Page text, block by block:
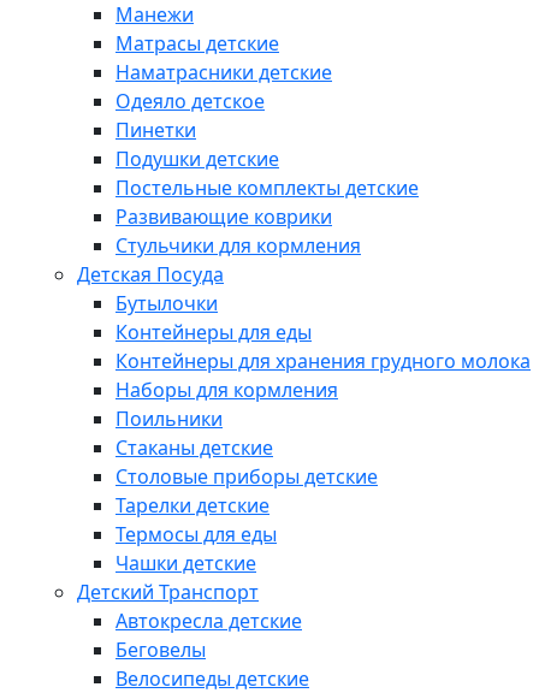
Манежи
Матрасы детские
Наматрасники детские
Одеяло детское
Пинетки
Подушки детские
Постельные комплекты детские
Развивающие коврики
Стульчики для кормления
Детская Посуда
Бутылочки
Контейнеры для еды
Контейнеры для хранения грудного молока
Наборы для кормления
Поильники
Стаканы детские
Столовые приборы детские
Тарелки детские
Термосы для еды
Чашки детские
Детский Транспорт
Автокресла детские
Беговелы
Велосипеды детские